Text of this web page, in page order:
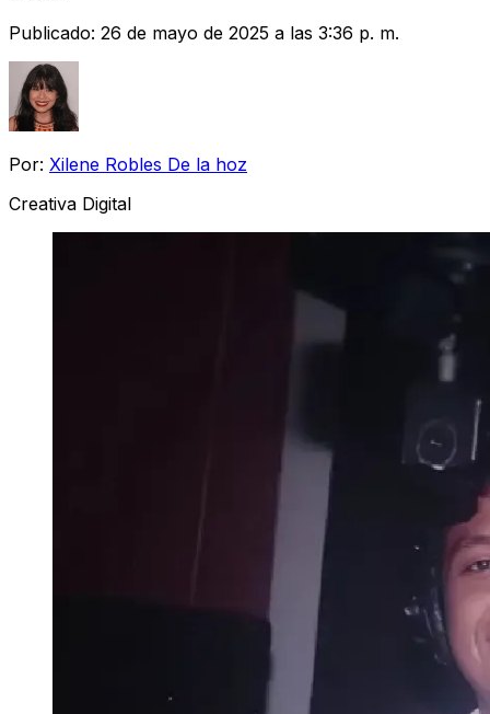
Publicado: 26 de mayo de 2025 a las 3:36 p. m.
Por: Xilene Robles De la hoz
Creativa Digital